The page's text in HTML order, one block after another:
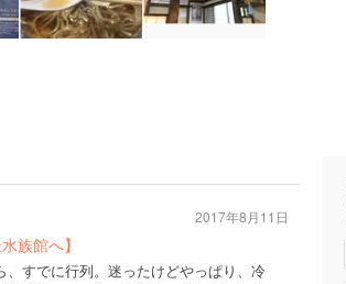
族館へ】
すでに行列。迷ったけどやっぱり、冷
2017年8月11日